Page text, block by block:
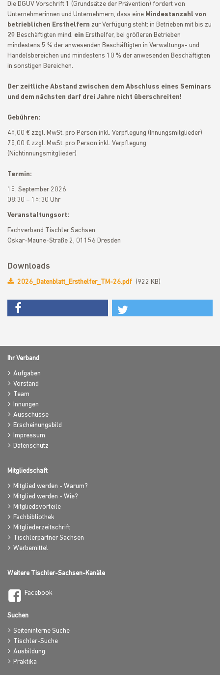
Die DGUV Vorschrift 1 (Grundsätze der Prävention) fordert von
Unternehmerinnen und Unternehmern, dass eine Mindestanzahl von
betrieblichen Ersthelfern zur Verfügung steht: in Betrieben mit bis zu
20 Beschäftigten mind. ein Ersthelfer, bei größeren Betrieben
mindestens 5 % der anwesenden Beschäftigten in Verwaltungs- und
Handelsbereichen und mindestens 10 % der anwesenden Beschäftigten
in sonstigen Bereichen.
Der zeitliche Abstand zwischen dem Abschluss eines Seminars
und dem nächsten darf drei Jahre nicht überschreiten!
Gebühren:
45,00 € zzgl. MwSt. pro Person inkl. Verpflegung (Innungsmitglieder)
75,00 € zzgl. MwSt. pro Person inkl. Verpflegung
(Nichtinnungsmitglieder)
Termin:
15. September 2026
08:30 – 15:30 Uhr
Veranstaltungsort:
Fachverband Tischler Sachsen
Oskar-Maune-Straße 2, 01156 Dresden
Downloads
2026_Datenblatt_Ersthelfer_TM-26.pdf (922 KB)
Ihr Verband
Aufgaben
Vorstand
Team
Innungen
Ausschüsse
Erscheinungsbild
Impressum
Datenschutz
Mitgliedschaft
Mitglied werden - Warum?
Mitglied werden - Wie?
Mitgliedsvorteile
Fachbibliothek
Mitgliederzeitschrift
Tischlerpartner Sachsen
Werbemittel
Weitere Tischler-Sachsen-Kanäle
Facebook
Suchen
Seiteninterne Suche
Tischler-Suche
Ausbildung
Praktika